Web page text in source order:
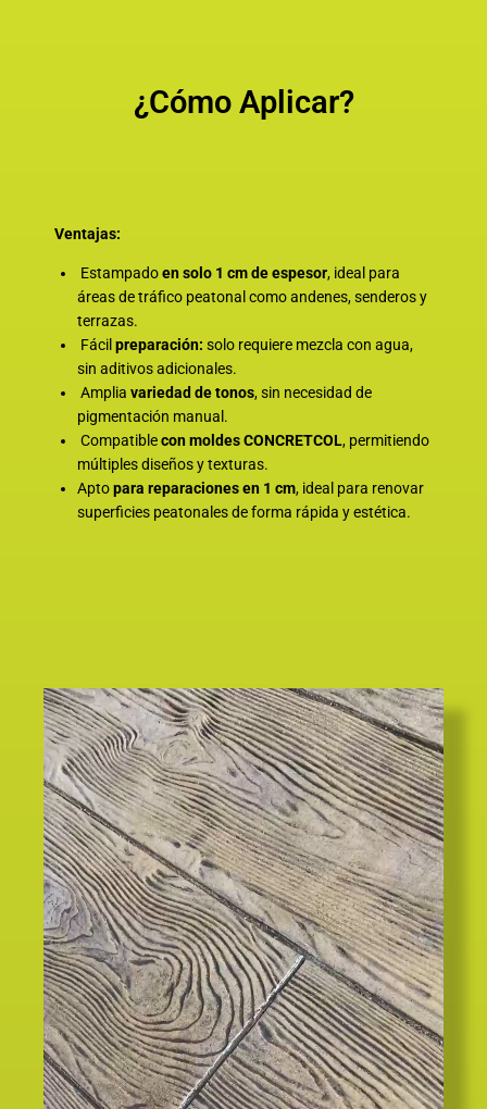
¿Cómo Aplicar?
Ventajas:
Estampadoen solo 1 cm de espesor, ideal para
áreas de tráfico peatonal como andenes, senderos y
terrazas.
Fácil preparación: solo requiere mezcla con agua,
sin aditivos adicionales.
Amplia variedad de tonos, sin necesidad de
pigmentación manual.
Compatiblecon moldes CONCRETCOL, permitiendo
múltiples diseños y texturas.
Aptopara reparaciones en 1 cm, ideal para renovar
superficies peatonales de forma rápida y estética.